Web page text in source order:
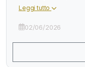
Leggi tutto
02/06/2026